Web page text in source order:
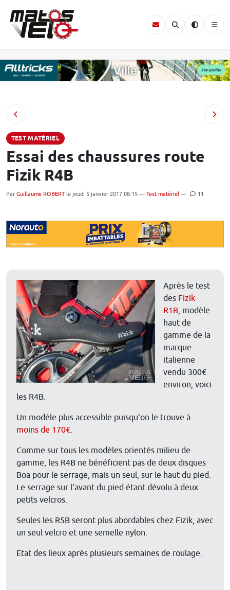
TEST MATÉRIEL
Essai des chaussures route
Fizik R4B
Par Guillaume ROBERT le jeudi 5 janvier 2017 08:15 — Test matériel — 11
Après le test
des Fizik
R1B, modèle
haut de
gamme de la
marque
italienne
vendu 300€
environ, voici
les R4B.
Un modèle plus accessible puisqu'on le trouve à
moins de 170€.
Comme sur tous les modèles orientés milieu de
gamme, les R4B ne bénéficient pas de deux disques
Boa pour le serrage, mais un seul, sur le haut du pied.
Le serrage sur l'avant du pied étant dévolu à deux
petits velcros.
Seules les R5B seront plus abordables chez Fizik, avec
un seul velcro et une semelle nylon.
Etat des lieux après plusieurs semaines de roulage.